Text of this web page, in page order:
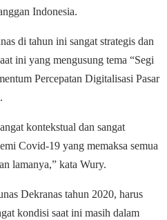
Indonesia.
di tahun ini sangat strategis dan
ini yang mengusung tema “Segi
Percepatan Digitalisasi Pasar
kontekstual dan sangat
Covid-19 yang memaksa semua
lamanya,” kata Wury.
Dekranas tahun 2020, harus
kondisi saat ini masih dalam